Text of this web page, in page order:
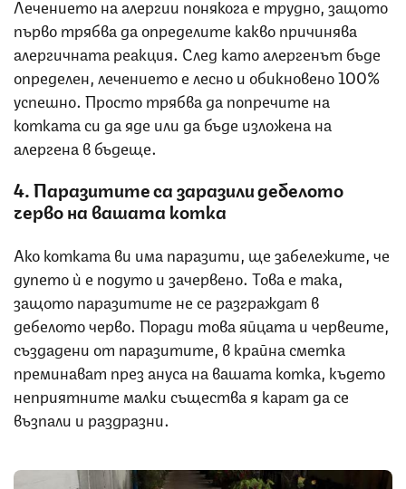
Лечението на алергии понякога е трудно, защото
първо трябва да определите какво причинява
алергичната реакция. След като алергенът бъде
определен, лечението е лесно и обикновено 100%
успешно. Просто трябва да попречите на
котката си да яде или да бъде изложена на
алергена в бъдеще.
4. Паразитите са заразили дебелото
черво на вашата котка
Ако котката ви има паразити, ще забележите, че
дупето ѝ е подуто и зачервено. Това е така,
защото паразитите не се разграждат в
дебелото черво. Поради това яйцата и червеите,
създадени от паразитите, в крайна сметка
преминават през ануса на вашата котка, където
неприятните малки същества я карат да се
възпали и раздразни.